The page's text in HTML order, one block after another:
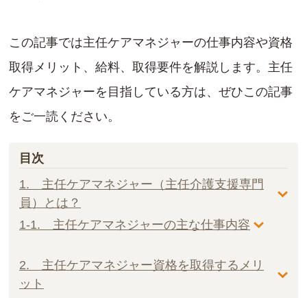
この記事では主任ケアマネジャーの仕事内容や資格
取得メリット、給料、取得要件を解説します。主任
ケアマネジャーを目指している方は、ぜひこの記事
をご一読ください。
目次
1. 主任ケアマネジャー（主任介護支援専門
員）とは？
1-1. 主任ケアマネジャーの主な仕事内容
2. 主任ケアマネジャー資格を取得するメリ
ット